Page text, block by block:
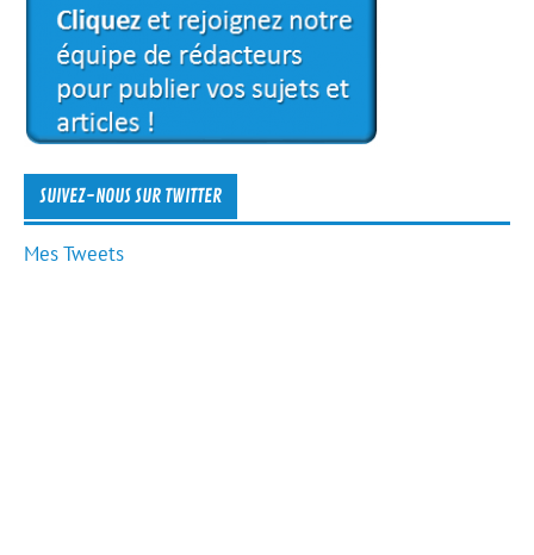
SUIVEZ-NOUS SUR TWITTER
Mes Tweets